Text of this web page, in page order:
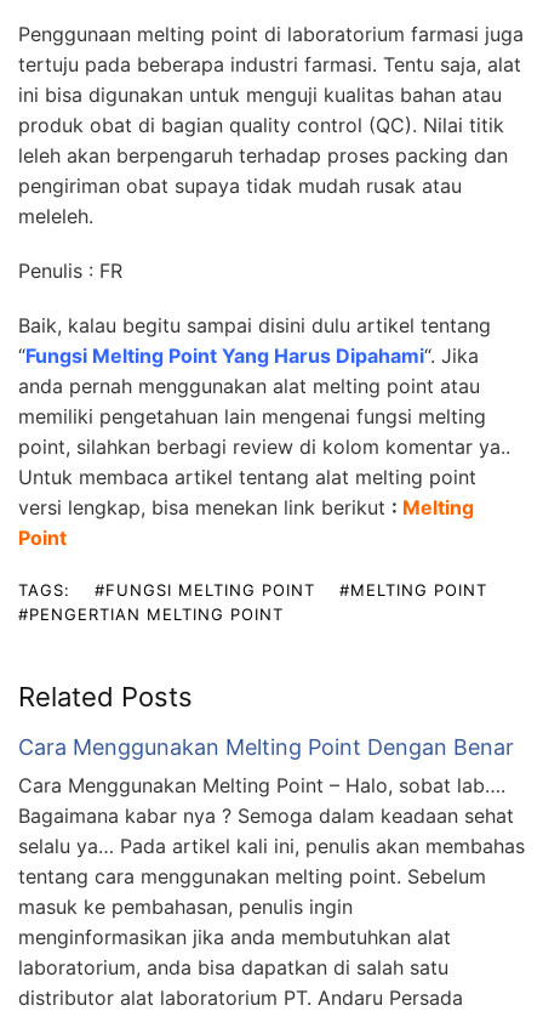
Penggunaan melting point di laboratorium farmasi juga
tertuju pada beberapa industri farmasi. Tentu saja, alat
ini bisa digunakan untuk menguji kualitas bahan atau
produk obat di bagian quality control (QC). Nilai titik
leleh akan berpengaruh terhadap proses packing dan
pengiriman obat supaya tidak mudah rusak atau
meleleh.
Penulis : FR
Baik, kalau begitu sampai disini dulu artikel tentang
“Fungsi Melting Point Yang Harus Dipahami“. Jika
anda pernah menggunakan alat melting point atau
memiliki pengetahuan lain mengenai fungsi melting
point, silahkan berbagi review di kolom komentar ya..
Untuk membaca artikel tentang alat melting point
versi lengkap, bisa menekan link berikut : Melting
Point
TAGS: #FUNGSI MELTING POINT
#MELTING POINT
#PENGERTIAN MELTING POINT
Related Posts
Cara Menggunakan Melting Point Dengan Benar
Cara Menggunakan Melting Point – Halo, sobat lab….
Bagaimana kabar nya ? Semoga dalam keadaan sehat
selalu ya… Pada artikel kali ini, penulis akan membahas
tentang cara menggunakan melting point. Sebelum
masuk ke pembahasan, penulis ingin
menginformasikan jika anda membutuhkan alat
laboratorium, anda bisa dapatkan di salah satu
distributor alat laboratorium PT. Andaru Persada